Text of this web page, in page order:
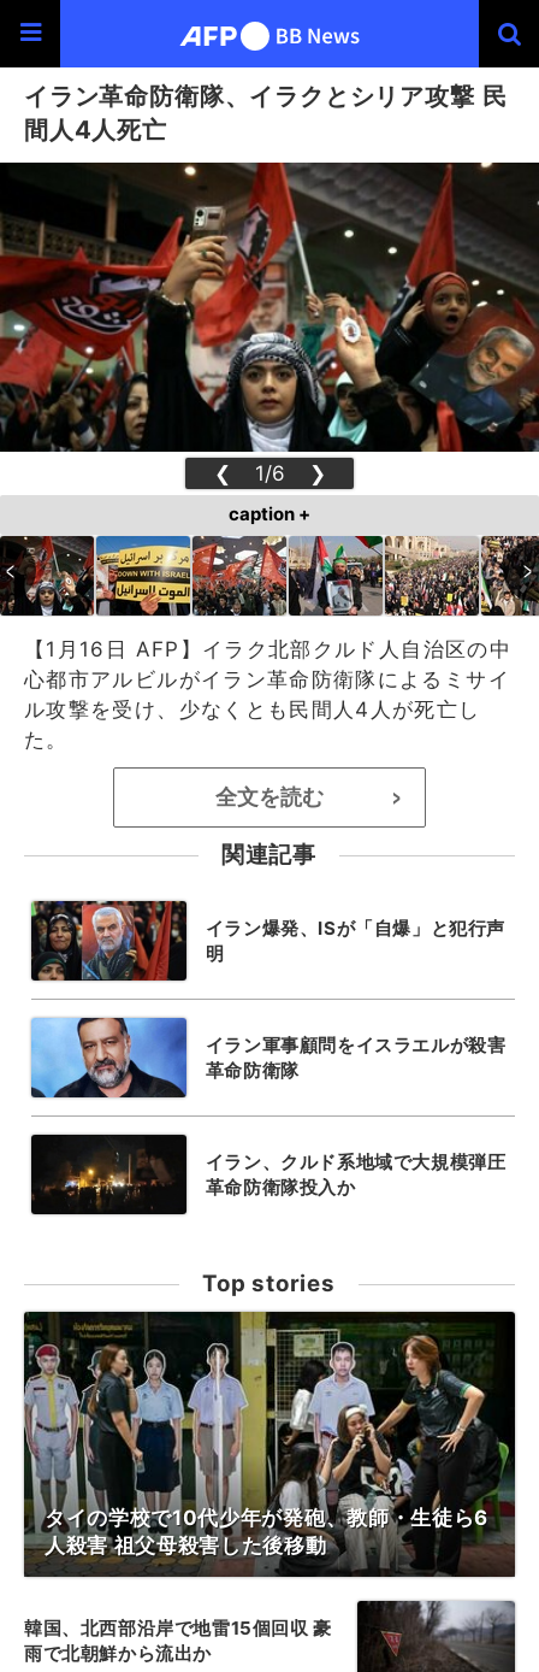
イラン革命防衛隊、イラクとシリア攻撃 民
間人4人死亡
❮ 1/6 ❯
caption +
【1月16日 AFP】イラク北部クルド人自治区の中
心都市アルビルがイラン革命防衛隊によるミサイ
ル攻撃を受け、少なくとも民間人4人が死亡し
た。
全文を読む >
関連記事
イラン爆発、ISが「自爆」と犯行声
明
イラン軍事顧問をイスラエルが殺害
革命防衛隊
イラン、クルド系地域で大規模弾圧
革命防衛隊投入か
Top stories
タイの学校で10代少年が発砲、教師・生徒ら6
人殺害 祖父母殺害した後移動
韓国、北西部沿岸で地雷15個回収 豪
雨で北朝鮮から流出か